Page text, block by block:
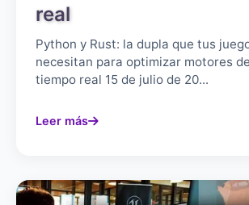
real
Python y Rust: la dupla que tus
necesitan para optimizar motores
tiempo real 15 de julio de 20...
Leer más